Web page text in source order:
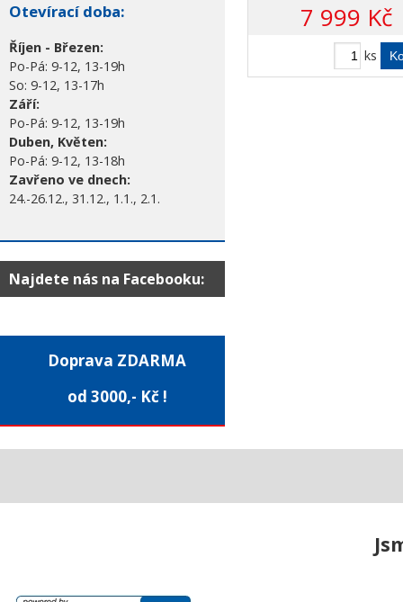
7 999 Kč
ks
Otevírací doba:
Říjen - Březen:
Po-Pá: 9-12, 13-19h
So: 9-12, 13-17h
Září:
Po-Pá: 9-12, 13-19h
Duben, Květen:
Po-Pá: 9-12, 13-18h
Zavřeno ve dnech:
24.-26.12., 31.12., 1.1., 2.1.
Najdete nás na Facebooku:
Doprava ZDARMA
od 3000,- Kč !